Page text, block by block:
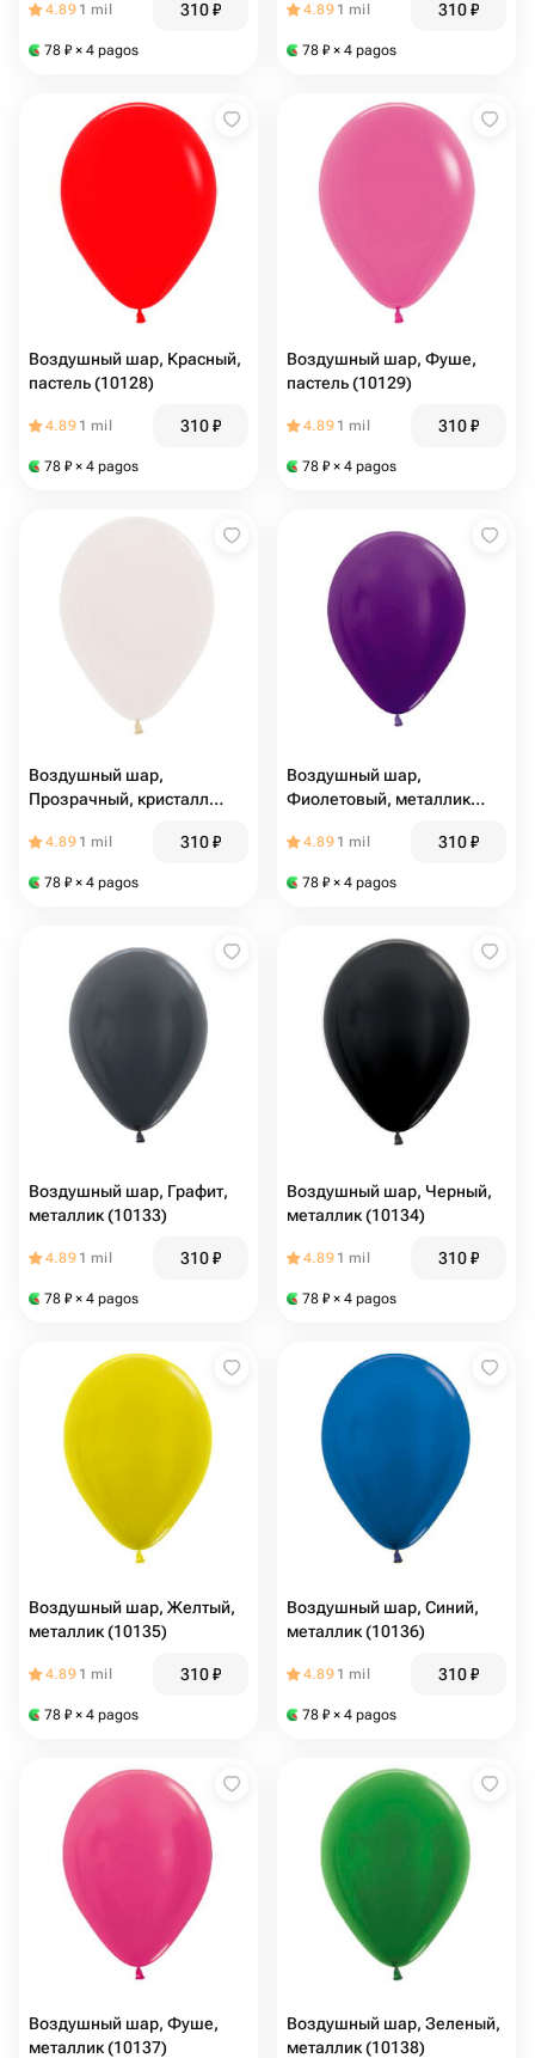
4.89 1 mil 310₽
78 ₽ × 4 pagos
4.89 1 mil 310₽
78 ₽ × 4 pagos
Воздушный шар, Красный,
пастель (10128)
4.89 1 mil 310₽
78 ₽ × 4 pagos
Воздушный шар, Фуше,
пастель (10129)
4.89 1 mil 310₽
78 ₽ × 4 pagos
Воздушный шар,
Прозрачный, кристалл
4.89 1 mil 310₽
78 ₽ × 4 pagos
Воздушный шар,
Фиолетовый, металлик
4.89 1 mil 310₽
78 ₽ × 4 pagos
Воздушный шар, Графит,
металлик (10133)
4.89 1 mil 310₽
78 ₽ × 4 pagos
Воздушный шар, Черный,
металлик (10134)
4.89 1 mil 310₽
78 ₽ × 4 pagos
Воздушный шар, Желтый,
металлик (10135)
4.89 1 mil 310₽
78 ₽ × 4 pagos
Воздушный шар, Синий,
металлик (10136)
4.89 1 mil 310₽
78 ₽ × 4 pagos
Воздушный шар, Фуше,
металлик (10137)
Воздушный шар, Зеленый,
металлик (10138)